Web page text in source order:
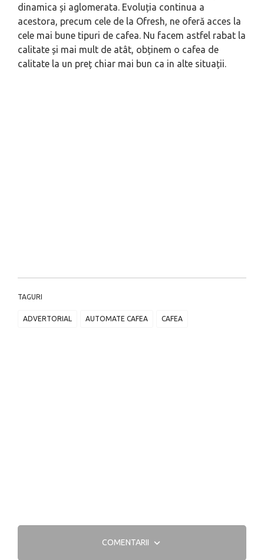
dinamica și aglomerata. Evoluția continua a
acestora, precum cele de la Ofresh, ne oferă acces la
cele mai bune tipuri de cafea. Nu facem astfel rabat la
calitate și mai mult de atât, obținem o cafea de
calitate la un preț chiar mai bun ca in alte situații.
TAGURI
ADVERTORIAL AUTOMATE CAFEA CAFEA
COMENTARII